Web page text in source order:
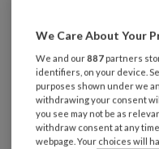
de gestelde doelen
nieuwe
Het gevoel dat mij
(doordat ik al
geschiedenis zich
We Care About Your
We and our887partners
identifiers, on your device.
purposes shown under we
withdrawing your consent
you see may not be as
withdraw consent at any
webpage. Your choices will